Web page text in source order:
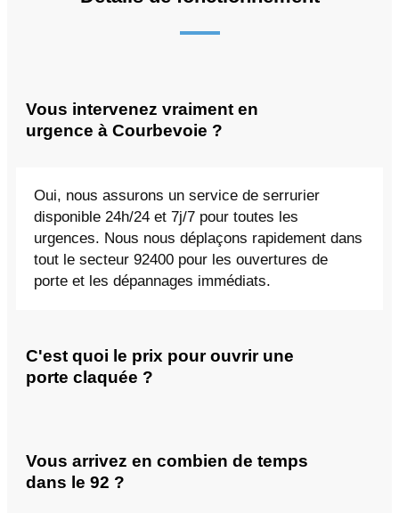
Vous intervenez vraiment en
urgence à Courbevoie ?
Oui, nous assurons un service de serrurier
disponible 24h/24 et 7j/7 pour toutes les
urgences. Nous nous déplaçons rapidement dans
tout le secteur 92400 pour les ouvertures de
porte et les dépannages immédiats.
C'est quoi le prix pour ouvrir une
porte claquée ?
Vous arrivez en combien de temps
dans le 92 ?